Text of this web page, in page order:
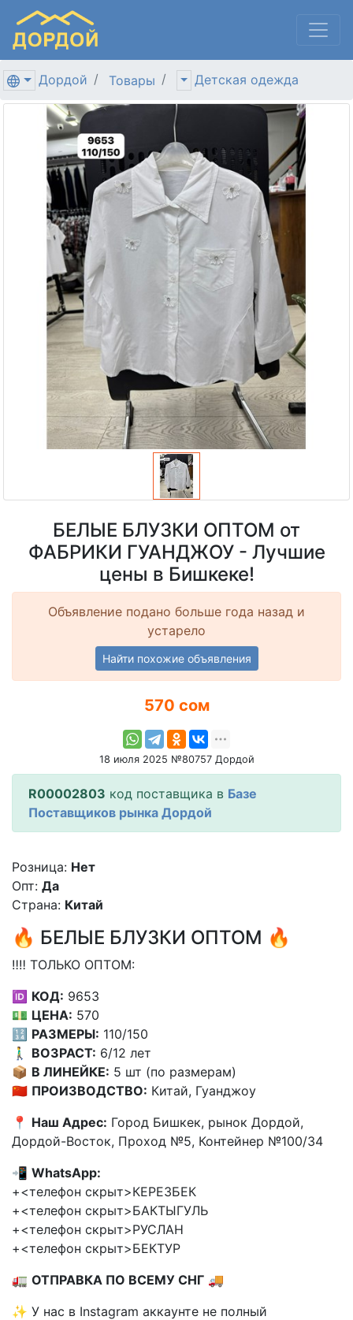
Дордой Товары Детская одежда
БЕЛЫЕ БЛУЗКИ ОПТОМ от
ФАБРИКИ ГУАНДЖОУ - Лучшие
цены в Бишкеке!
Объявление подано больше года назад и
устарело
Найти похожие объявления
570 сом
18 июля 2025 №80757 Дордой
R00002803 код поставщика в Базе
Поставщиков рынка Дордой
Розница: Нет
Опт: Да
Страна: Китай
🔥 БЕЛЫЕ БЛУЗКИ ОПТОМ 🔥
‼️‼️ ТОЛЬКО ОПТОМ:
🆔 КОД: 9653
💵 ЦЕНА: 570
🔢 РАЗМЕРЫ: 110/150
🚶‍♂️ ВОЗРАСТ: 6/12 лет
📦 В ЛИНЕЙКЕ: 5 шт (по размерам)
🇨🇳 ПРОИЗВОДСТВО: Китай, Гуанджоу
📍 Наш Адрес: Город Бишкек, рынок Дордой,
Дордой-Восток, Проход №5, Контейнер №100/34
📲 WhatsApp:
+<телефон скрыт>КЕРЕЗБЕК
+<телефон скрыт>БАКТЫГУЛЬ
+<телефон скрыт>РУСЛАН
+<телефон скрыт>БЕКТУР
🚛 ОТПРАВКА ПО ВСЕМУ СНГ 🚚
✨ У нас в Instagram аккаунте не полный